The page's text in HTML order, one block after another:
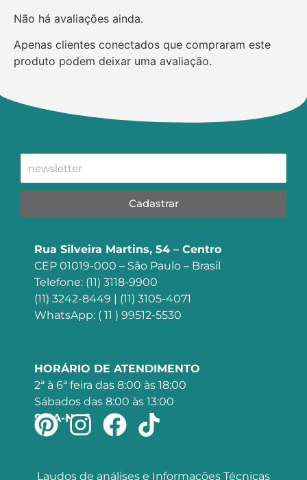
Não há avaliações ainda.
Apenas clientes conectados que compraram este
produto podem deixar uma avaliação.
Cadastrar
Rua Silveira Martins, 54 – Centro
CEP 01019-000 – São Paulo – Brasil
Telefone: (11) 3118-9900
(11) 3242-8449 | (11) 3105-4071
WhatsApp: ( 11 ) 99512-5530
HORÁRIO DE ATENDIMENTO
2ª à 6ª feira das 8:00 às 18:00
Sábados das 8:00 às 13:00
SIGA-NOS
Laudos de análises e Informações Técnicas